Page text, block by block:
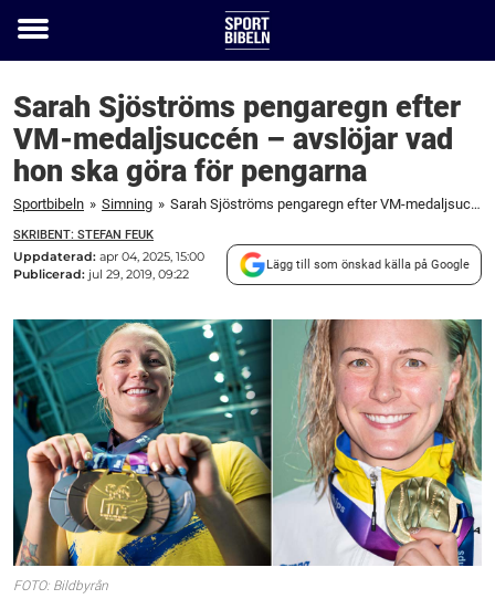
Toggle
Sarah Sjöströms pengaregn efter
VM-medaljsuccén – avslöjar vad
hon ska göra för pengarna
Sportbibeln » Simning » Sarah Sjöströms pengaregn efter VM-medaljsuccén – avslöjar vad hon ska göra för pengarna
SKRIBENT: STEFAN FEUK
Uppdaterad: apr 04, 2025, 15:00
Publicerad: jul 29, 2019, 09:22
Lägg till som önskad källa på Google
FOTO: Bildbyrån